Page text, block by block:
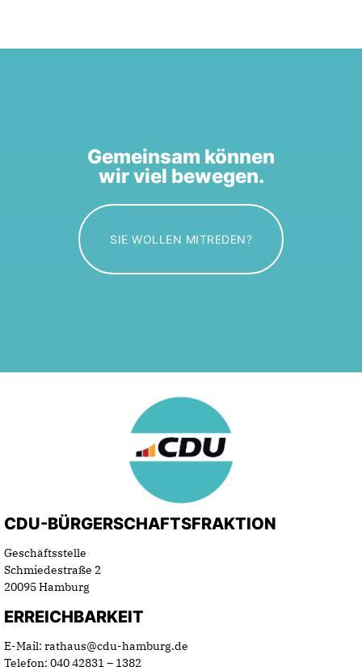
Gemeinsam können
wir viel bewegen.
SIE WOLLEN MITREDEN?
CDU-BÜRGERSCHAFTSFRAKTION
Geschäftsstelle
Schmiedestraße 2
20095 Hamburg
ERREICHBARKEIT
E-Mail: rathaus@cdu-hamburg.de
Telefon: 040 42831 – 1382